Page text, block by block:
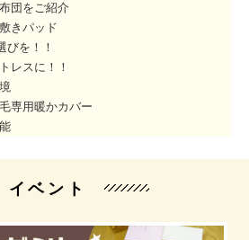
団をご紹介
きパッド
びを！！
レスに！！
専用暖かカバー
イベント